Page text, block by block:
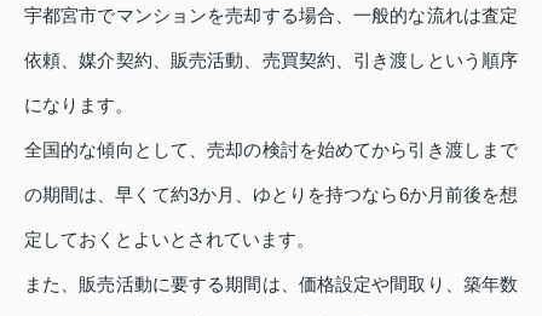
宇都宮市でマンションを売却する場合、一般的な流れは査定
依頼、媒介契約、販売活動、売買契約、引き渡しという順序
になります。
全国的な傾向として、売却の検討を始めてから引き渡しまで
の期間は、早くて約3か月、ゆとりを持つなら6か月前後を想
定しておくとよいとされています。
また、販売活動に要する期間は、価格設定や間取り、築年数